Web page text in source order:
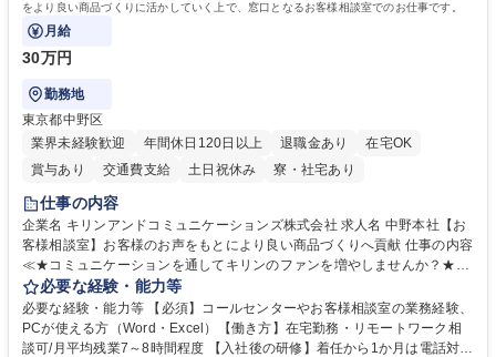
をより良い商品づくりに活かしていく上で、窓口となるお客様相談室でのお仕事です。
月給
30万円
勤務地
東京都中野区
業界未経験歓迎
年間休日120日以上 退職金あり
在宅OK
賞与あり
交通費支給 土日祝休み 寮・社宅あり
仕事の内容
企業名 キリンアンドコミュニケーションズ株式会社 求人名 中野本社【お
客様相談室】お客様のお声をもとにより良い商品づくりへ貢献 仕事の内容
≪★コミュニケーションを通してキリンのファンを増やしませんか？★≫
お客様のお声をより良い商品づくりに活かしていく上で、窓口となるお客
様相談室でのお仕事です。 日々お客様からいただくキリングループへのご
意見を、企業活動に活かしています。お客様からの声に迅速かつ誠意をも
って対応、情報提供するとともにグループ内活動に反映しています。 【具
必要な経験・能力等
必要な経験・能力等 【必須】コールセンターやお客様相談室の業務経験、
PCが使える方（Word・Excel）【働き方】在宅勤務・リモートワーク相
談可/月平均残業7～8時間程度 【入社後の研修】着任から1か月は電話対応